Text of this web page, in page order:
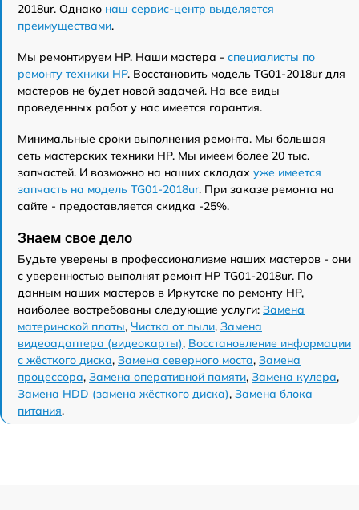
2018ur. Однако наш сервис-центр выделяется
преимуществами.
Мы ремонтируем HP. Наши мастера - специалисты по
ремонту техники HP. Восстановить модель TG01-2018ur для
мастеров не будет новой задачей. На все виды
проведенных работ у нас имеется гарантия.
Минимальные сроки выполнения ремонта. Мы большая
сеть мастерских техники HP. Мы имеем более 20 тыс.
запчастей. И возможно на наших складах уже имеется
запчасть на модель TG01-2018ur. При заказе ремонта на
сайте - предоставляется скидка -25%.
Знаем свое дело
Будьте уверены в профессионализме наших мастеров - они
с уверенностью выполнят ремонт HP TG01-2018ur. По
данным наших мастеров в Иркутске по ремонту HP,
наиболее востребованы следующие услуги: Замена
материнской платы, Чистка от пыли, Замена
видеоадаптера (видеокарты), Восстановление информации
с жёсткого диска, Замена северного моста, Замена
процессора, Замена оперативной памяти, Замена кулера,
Замена HDD (замена жёсткого диска), Замена блока
питания.